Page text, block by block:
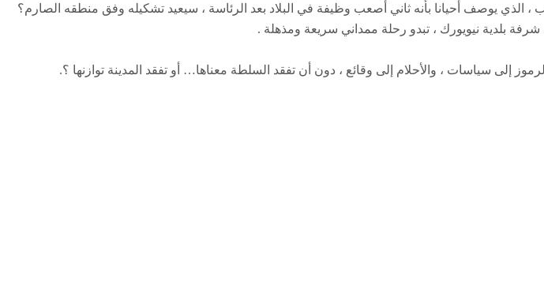
الذي يوصف أحيانا بأنه ثاني أصعب وظيفة في البلاد بعد الرئاسة ، سيعيد تشكيله وفق منطقه الصارم؟
بلدية نيويورك ، تبدو رحلة ممداني سريعة ومذهلة .
إلى سياسات ، والأحلام إلى وقائع ، دون أن تفقد السلطة معناها… أو تفقد المدينة توازنها ؟.